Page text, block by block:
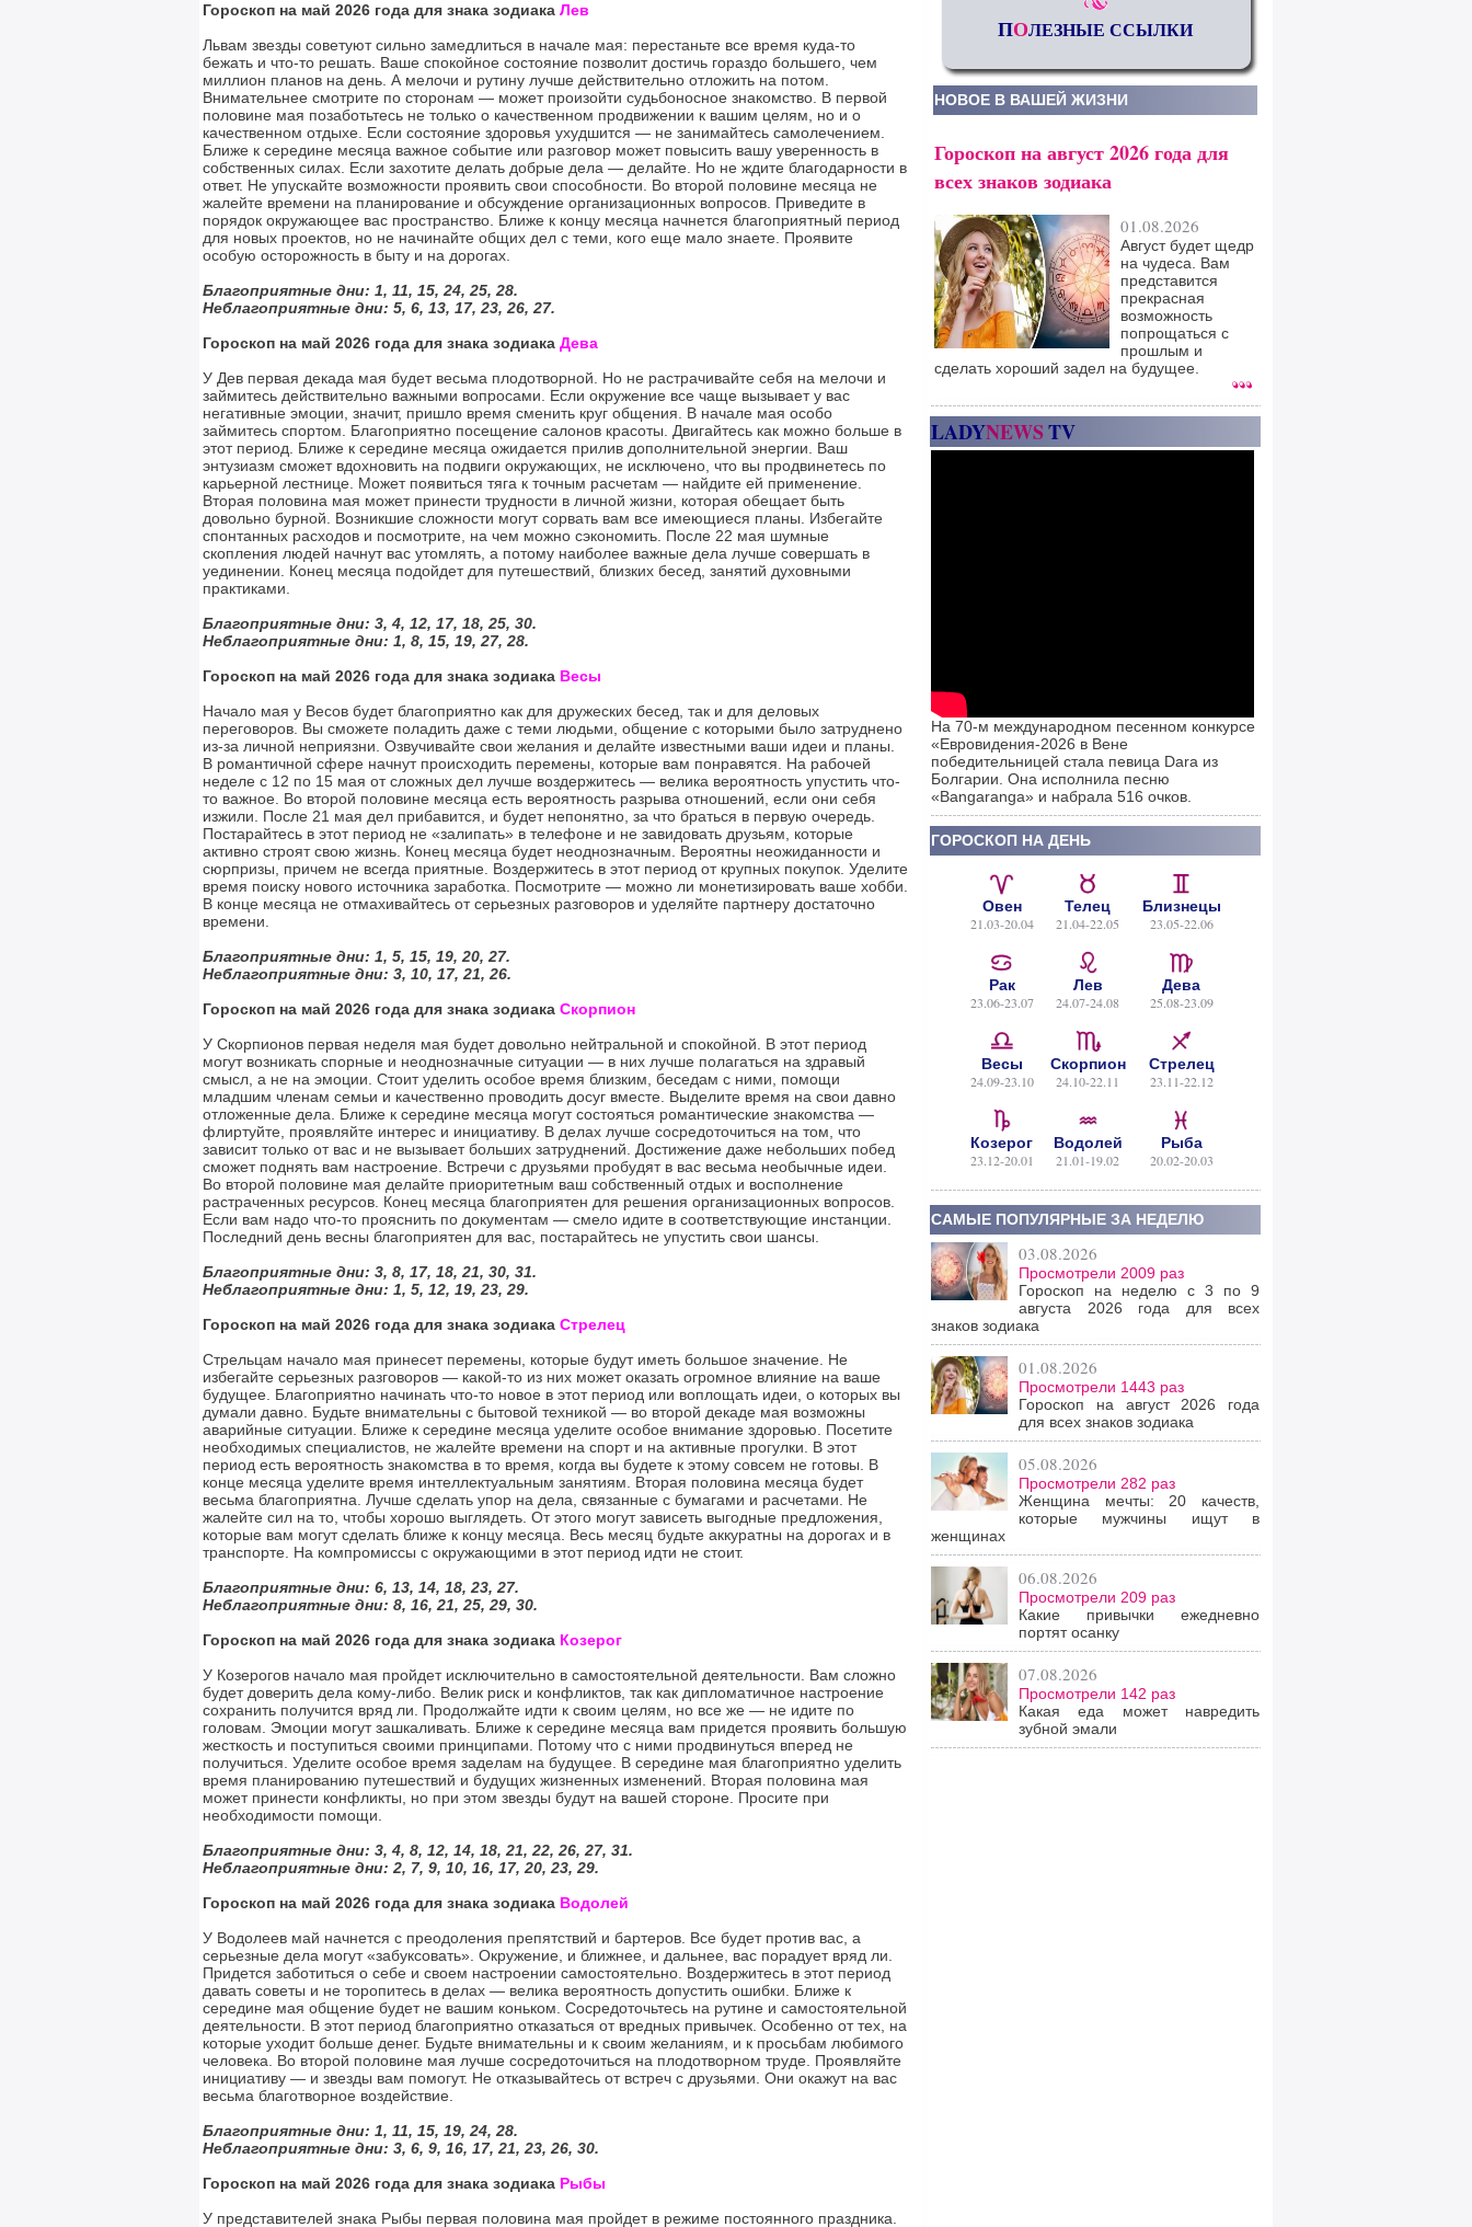
Гороскоп на май 2026 года для знака зодиака Лев
Львам звезды советуют сильно замедлиться в начале мая: перестаньте все время куда-то
бежать и что-то решать. Ваше спокойное состояние позволит достичь гораздо большего, чем
миллион планов на день. А мелочи и рутину лучше действительно отложить на потом.
Внимательнее смотрите по сторонам — может произойти судьбоносное знакомство. В первой
половине мая позаботьтесь не только о качественном продвижении к вашим целям, но и о
качественном отдыхе. Если состояние здоровья ухудшится — не занимайтесь самолечением.
Ближе к середине месяца важное событие или разговор может повысить вашу уверенность в
собственных силах. Если захотите делать добрые дела — делайте. Но не ждите благодарности в
ответ. Не упускайте возможности проявить свои способности. Во второй половине месяца не
жалейте времени на планирование и обсуждение организационных вопросов. Приведите в
порядок окружающее вас пространство. Ближе к концу месяца начнется благоприятный период
для новых проектов, но не начинайте общих дел с теми, кого еще мало знаете. Проявите
особую осторожность в быту и на дорогах.
Благоприятные дни: 1, 11, 15, 24, 25, 28.
Неблагоприятные дни: 5, 6, 13, 17, 23, 26, 27.
Гороскоп на май 2026 года для знака зодиака Дева
У Дев первая декада мая будет весьма плодотворной. Но не растрачивайте себя на мелочи и
займитесь действительно важными вопросами. Если окружение все чаще вызывает у вас
негативные эмоции, значит, пришло время сменить круг общения. В начале мая особо
займитесь спортом. Благоприятно посещение салонов красоты. Двигайтесь как можно больше в
этот период. Ближе к середине месяца ожидается прилив дополнительной энергии. Ваш
энтузиазм сможет вдохновить на подвиги окружающих, не исключено, что вы продвинетесь по
карьерной лестнице. Может появиться тяга к точным расчетам — найдите ей применение.
Вторая половина мая может принести трудности в личной жизни, которая обещает быть
довольно бурной. Возникшие сложности могут сорвать вам все имеющиеся планы. Избегайте
спонтанных расходов и посмотрите, на чем можно сэкономить. После 22 мая шумные
скопления людей начнут вас утомлять, а потому наиболее важные дела лучше совершать в
уединении. Конец месяца подойдет для путешествий, близких бесед, занятий духовными
практиками.
Благоприятные дни: 3, 4, 12, 17, 18, 25, 30.
Неблагоприятные дни: 1, 8, 15, 19, 27, 28.
Гороскоп на май 2026 года для знака зодиака Весы
Начало мая у Весов будет благоприятно как для дружеских бесед, так и для деловых
переговоров. Вы сможете поладить даже с теми людьми, общение с которыми было затруднено
из-за личной неприязни. Озвучивайте свои желания и делайте известными ваши идеи и планы.
В романтичной сфере начнут происходить перемены, которые вам понравятся. На рабочей
неделе с 12 по 15 мая от сложных дел лучше воздержитесь — велика вероятность упустить что-
то важное. Во второй половине месяца есть вероятность разрыва отношений, если они себя
изжили. После 21 мая дел прибавится, и будет непонятно, за что браться в первую очередь.
Постарайтесь в этот период не «залипать» в телефоне и не завидовать друзьям, которые
активно строят свою жизнь. Конец месяца будет неоднозначным. Вероятны неожиданности и
сюрпризы, причем не всегда приятные. Воздержитесь в этот период от крупных покупок. Уделите
время поиску нового источника заработка. Посмотрите — можно ли монетизировать ваше хобби.
В конце месяца не отмахивайтесь от серьезных разговоров и уделяйте партнеру достаточно
времени.
Благоприятные дни: 1, 5, 15, 19, 20, 27.
Неблагоприятные дни: 3, 10, 17, 21, 26.
Гороскоп на май 2026 года для знака зодиака Скорпион
У Скорпионов первая неделя мая будет довольно нейтральной и спокойной. В этот период
могут возникать спорные и неоднозначные ситуации — в них лучше полагаться на здравый
смысл, а не на эмоции. Стоит уделить особое время близким, беседам с ними, помощи
младшим членам семьи и качественно проводить досуг вместе. Выделите время на свои давно
отложенные дела. Ближе к середине месяца могут состояться романтические знакомства —
флиртуйте, проявляйте интерес и инициативу. В делах лучше сосредоточиться на том, что
зависит только от вас и не вызывает больших затруднений. Достижение даже небольших побед
сможет поднять вам настроение. Встречи с друзьями пробудят в вас весьма необычные идеи.
Во второй половине мая делайте приоритетным ваш собственный отдых и восполнение
растраченных ресурсов. Конец месяца благоприятен для решения организационных вопросов.
Если вам надо что-то прояснить по документам — смело идите в соответствующие инстанции.
Последний день весны благоприятен для вас, постарайтесь не упустить свои шансы.
Благоприятные дни: 3, 8, 17, 18, 21, 30, 31.
Неблагоприятные дни: 1, 5, 12, 19, 23, 29.
Гороскоп на май 2026 года для знака зодиака Стрелец
Стрельцам начало мая принесет перемены, которые будут иметь большое значение. Не
избегайте серьезных разговоров — какой-то из них может оказать огромное влияние на ваше
будущее. Благоприятно начинать что-то новое в этот период или воплощать идеи, о которых вы
думали давно. Будьте внимательны с бытовой техникой — во второй декаде мая возможны
аварийные ситуации. Ближе к середине месяца уделите особое внимание здоровью. Посетите
необходимых специалистов, не жалейте времени на спорт и на активные прогулки. В этот
период есть вероятность знакомства в то время, когда вы будете к этому совсем не готовы. В
конце месяца уделите время интеллектуальным занятиям. Вторая половина месяца будет
весьма благоприятна. Лучше сделать упор на дела, связанные с бумагами и расчетами. Не
жалейте сил на то, чтобы хорошо выглядеть. От этого могут зависеть выгодные предложения,
которые вам могут сделать ближе к концу месяца. Весь месяц будьте аккуратны на дорогах и в
транспорте. На компромиссы с окружающими в этот период идти не стоит.
Благоприятные дни: 6, 13, 14, 18, 23, 27.
Неблагоприятные дни: 8, 16, 21, 25, 29, 30.
Гороскоп на май 2026 года для знака зодиака Козерог
У Козерогов начало мая пройдет исключительно в самостоятельной деятельности. Вам сложно
будет доверить дела кому-либо. Велик риск и конфликтов, так как дипломатичное настроение
сохранить получится вряд ли. Продолжайте идти к своим целям, но все же — не идите по
головам. Эмоции могут зашкаливать. Ближе к середине месяца вам придется проявить большую
жесткость и поступиться своими принципами. Потому что с ними продвинуться вперед не
получиться. Уделите особое время заделам на будущее. В середине мая благоприятно уделить
время планированию путешествий и будущих жизненных изменений. Вторая половина мая
может принести конфликты, но при этом звезды будут на вашей стороне. Просите при
необходимости помощи.
Благоприятные дни: 3, 4, 8, 12, 14, 18, 21, 22, 26, 27, 31.
Неблагоприятные дни: 2, 7, 9, 10, 16, 17, 20, 23, 29.
Гороскоп на май 2026 года для знака зодиака Водолей
У Водолеев май начнется с преодоления препятствий и бартеров. Все будет против вас, а
серьезные дела могут «забуксовать». Окружение, и ближнее, и дальнее, вас порадует вряд ли.
Придется заботиться о себе и своем настроении самостоятельно. Воздержитесь в этот период
давать советы и не торопитесь в делах — велика вероятность допустить ошибки. Ближе к
середине мая общение будет не вашим коньком. Сосредоточьтесь на рутине и самостоятельной
деятельности. В этот период благоприятно отказаться от вредных привычек. Особенно от тех, на
которые уходит больше денег. Будьте внимательны и к своим желаниям, и к просьбам любимого
человека. Во второй половине мая лучше сосредоточиться на плодотворном труде. Проявляйте
инициативу — и звезды вам помогут. Не отказывайтесь от встреч с друзьями. Они окажут на вас
весьма благотворное воздействие.
Благоприятные дни: 1, 11, 15, 19, 24, 28.
Неблагоприятные дни: 3, 6, 9, 16, 17, 21, 23, 26, 30.
Гороскоп на май 2026 года для знака зодиака Рыбы
У представителей знака Рыбы первая половина мая пройдет в режиме постоянного праздника.
ПОЛЕЗНЫЕ ССЫЛКИ
НОВОЕ В ВАШЕЙ ЖИЗНИ
Гороскоп на август 2026 года для
всех знаков зодиака
01.08.2026
Август будет щедр
на чудеса. Вам
представится
прекрасная
возможность
попрощаться с
прошлым и
сделать хороший задел на будущее.
LADYNEWSTV
На 70-м международном песенном конкурсе
«Евровидения-2026 в Вене
победительницей стала певица Dara из
Болгарии. Она исполнила песню
«Bangaranga» и набрала 516 очков.
ГОРОСКОП НА ДЕНЬ
Овен
21.03-20.04
Телец
21.04-22.05
Близнецы
23.05-22.06
Рак
23.06-23.07
Лев
24.07-24.08
Дева
25.08-23.09
Весы
24.09-23.10
Скорпион
24.10-22.11
Стрелец
23.11-22.12
Козерог
23.12-20.01
Водолей
21.01-19.02
Рыба
20.02-20.03
САМЫЕ ПОПУЛЯРНЫЕ ЗА НЕДЕЛЮ
03.08.2026
Просмотрели 2009 раз
Гороскоп на неделю с 3 по 9
августа 2026 года для всех
знаков зодиака
01.08.2026
Просмотрели 1443 раз
Гороскоп на август 2026 года
для всех знаков зодиака
05.08.2026
Просмотрели 282 раз
Женщина мечты: 20 качеств,
которые мужчины ищут в
женщинах
06.08.2026
Просмотрели 209 раз
Какие привычки ежедневно
портят осанку
07.08.2026
Просмотрели 142 раз
Какая еда может навредить
зубной эмали